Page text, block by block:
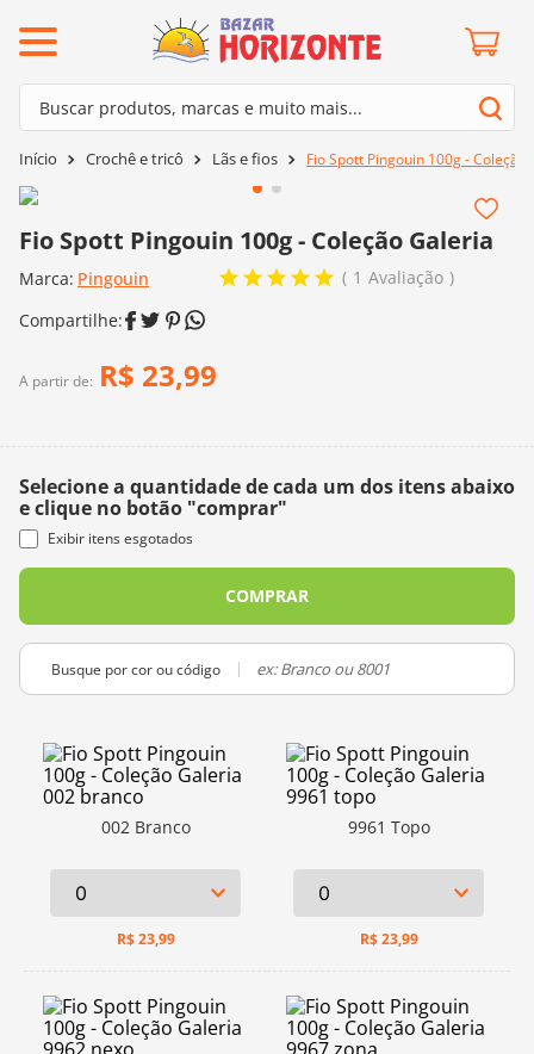
Buscar produtos, marcas e muito mais...
Crochê e tricô Lãs e fios Fio Spott Pingouin 100g - Coleção
Fio Spott Pingouin 100g - Coleção Galeria
Marca: Pingouin 1 Avaliação
A partir de: R$ 23,99
Selecione a quantidade de cada um dos itens abaixo
e clique no botão "comprar"
Exibir itens esgotados
COMPRAR
Busque por cor ou código
002 Branco
R$23,99
9961 Topo
R$23,99
Termos mais buscados
kit amigurumi
agulha crochê
6 º lã cisne
8
9º dmc
mais buscados
barroco
mollet
kit amigurumi
agulha crochê
fio amigurumi
lã cisne
charme